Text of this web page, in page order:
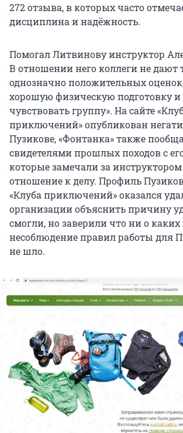
272 отзыва, в которых часто
дисциплина и надёжность.
Помогал Литвинову инструктор
В отношении него коллеги не дают
однозначно положительных
хорошую физическую подготовку и
чувствовать группу». На сайте
приключений» опубликован
Пузикове, «Фонтанка» также
свидетелями прошлых походов с
которые замечали за инструктором
отношение к делу. Профиль
«Клуба приключений» оказался
организации объяснить причину
смогли, но заверили что ни о
несоблюдение правил работы для
не шло.